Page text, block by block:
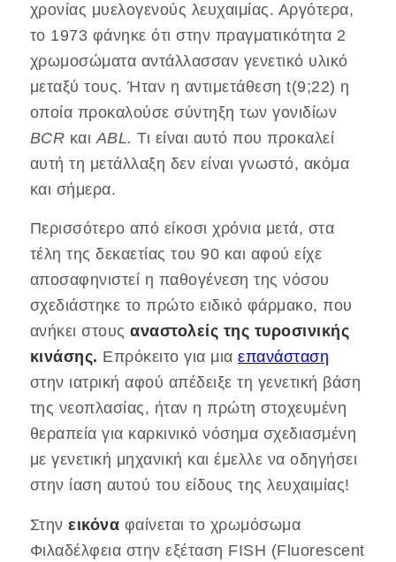
χρονίας μυελογενούς λευχαιμίας. Αργότερα,
το 1973 φάνηκε ότι στην πραγματικότητα 2
χρωμοσώματα αντάλλασσαν γενετικό υλικό
μεταξύ τους. Ήταν η αντιμετάθεση t(9;22) η
οποία προκαλούσε σύντηξη των γονιδίων
BCR καιABL. Τι είναι αυτό που προκαλεί
αυτή τη μετάλλαξη δεν είναι γνωστό, ακόμα
και σήμερα.
Περισσότερο από είκοσι χρόνια μετά, στα
τέλη της δεκαετίας του 90 και αφού είχε
αποσαφηνιστεί η παθογένεση της νόσου
σχεδιάστηκε το πρώτο ειδικό φάρμακο, που
ανήκει στουςαναστολείς της τυροσινικής
κινάσης. Επρόκειτο για μιαεπανάσταση
στην ιατρική αφού απέδειξε τη γενετική βάση
της νεοπλασίας, ήταν η πρώτη στοχευμένη
θεραπεία για καρκινικό νόσημα σχεδιασμένη
με γενετική μηχανική και έμελλε να οδηγήσει
στην ίαση αυτού του είδους της λευχαιμίας!
Στηνεικόνα φαίνεται το χρωμόσωμα
Φιλαδέλφεια στην εξέταση FISH (Fluorescent